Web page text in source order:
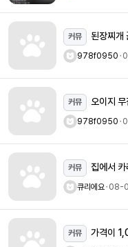
커뮤 된장찌개
978f0950ㆍ
커뮤 오이지
978f0950ㆍ
커뮤 집에서
큐리에요ㆍ08-
커뮤 가격이